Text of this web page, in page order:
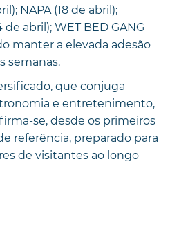
NAPA (18 de abril);
abril); WET BED GANG
manter a elevada adesão
semanas.
que conjuga
e entretenimento,
se, desde os primeiros
referência, preparado para
de visitantes ao longo